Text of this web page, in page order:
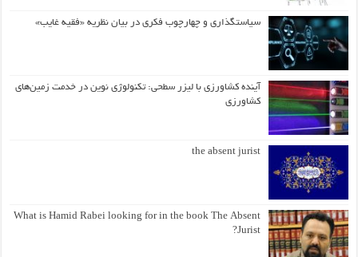
سیاستگذاری و چهارچوب فکری در بیان نظریه «فقیه غایب»
آینده کشاورزی با لیزر سطحی: تکنولوژی نوین در خدمت زمین‌های
کشاورزی
the absent jurist
What is Hamid Rabei looking for in the book The Absent
Jurist?